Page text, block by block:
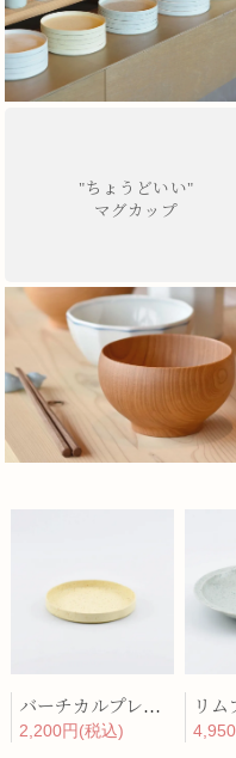
"ちょうどいい"
マグカップ
バーチカルプレート 15cm 化粧土
2,200円(税込)